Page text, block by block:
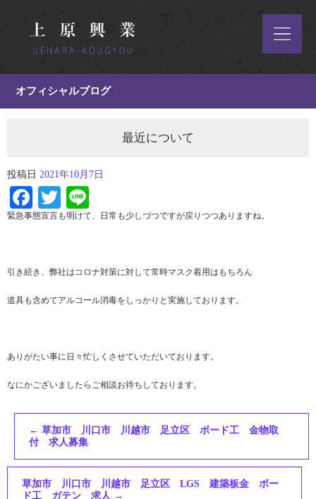
オフィシャルブログ
最近について
投稿日 2021年10月7日
Facebook
Twitter
緊急事態宣言も明けて、日常も少しづつですが戻りつつありますね。
引き続き、弊社はコロナ対策に対して常時マスク着用はもちろん
道具も含めてアルコール消毒をしっかりと実施しております。
ありがたい事に日々忙しくさせていただいております。
なにかございましたらご相談お待ちしております。
← 草加市 川口市 川越市 足立区 ボード工 金物取
付 求人募集
草加市 川口市 川越市 足立区 LGS 建築板金 ボー
ド工 ガテン 求人 →